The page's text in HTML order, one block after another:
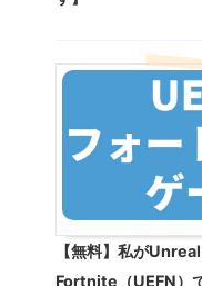
【無料】私が
Fortnite（UEFN）